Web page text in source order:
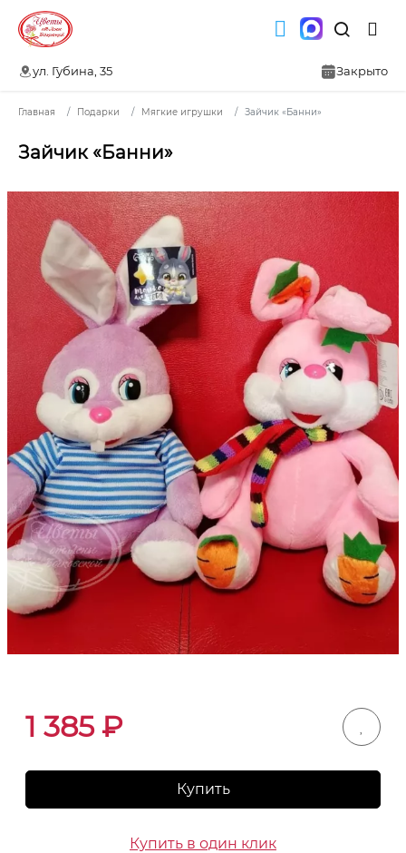
ул. Губина, 35 Закрыто
Главная Подарки Мягкие игрушки Зайчик «Банни»
Зайчик «Банни»
1 385₽
Купить
Купить в один клик